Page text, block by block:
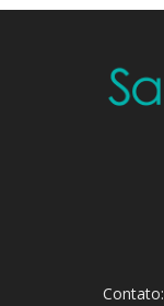
Contato: